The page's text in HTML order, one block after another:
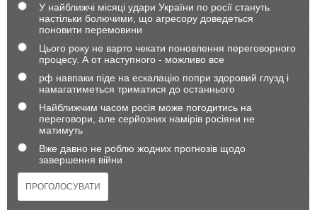
У найближчі місяці удари України по росії стануть
настільки болючими, що агресору доведеться
поновити перемовини
Цього року не варто чекати поновлення переговорного
процесу. А от наступного - можливо все
рф навпаки піде на ескалацію попри здоровий глузд і
намагатиметься триматися до останнього
Найближчим часом росія може погодитись на
переговори, але серйозних намірів росіяни не
матимуть
Вже давно не роблю жодних прогнозів щодо
завершення війни